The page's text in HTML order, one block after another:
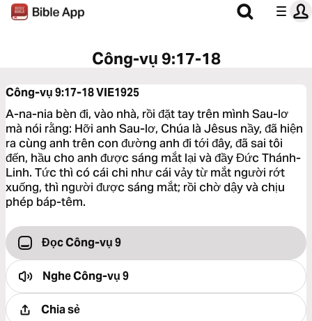
Công-vụ 9:17-18
Công-vụ 9:17-18VIE1925
A-na-nia bèn đi, vào nhà, rồi đặt tay trên mình Sau-lơ
mà nói rằng: Hỡi anh Sau-lơ, Chúa là Jêsus nầy, đã hiện
ra cùng anh trên con đường anh đi tới đây, đã sai tôi
đến, hầu cho anh được sáng mắt lại và đầy Đức Thánh-
Linh. Tức thì có cái chi như cái vảy từ mắt người rớt
xuống, thì người được sáng mắt; rồi chờ dậy và chịu
phép báp-têm.
Đọc Công-vụ 9
NgheCông-vụ 9
Chia sẻ